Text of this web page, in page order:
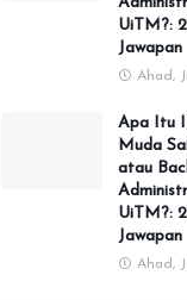
UiTM?:
Jawapan
Ahad,
Apa Itu
Muda
atau
UiTM?:
Jawapan
Ahad,